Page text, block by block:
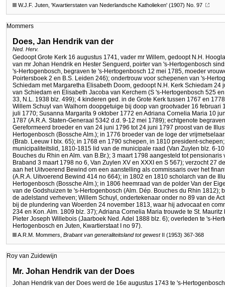
W.J.F. Juten, 'Kwartierstaten van Nederlandsche Katholieken' (1907) No. 97
Mommers
Does, Jan Hendrik van der
Ned. Herv.
Gedoopt Grote Kerk 16 augustus 1741, vader mr Willem, gedoopt N.H.
van mr Johan Hendrik en Hester Senguerd, poirter van 's-Hertogenbosch
's-Hertogenbosch, begraven te 's-Hertogenbosch 12 mei 1785, moeder
Poirtersboek 2 en B.S. Leiden 246); ondertrouw voor schepenen van 's-
Schiedam met Margaretha Elisabeth Doom, gedoopt N.H. Kerk Schiedam 24
van Schiedam en Elisabeth Jacoba van Kerchem (S 's-Hertogenbosch 525
33, N.L. 1938 blz. 499); 4 kinderen ged. in de Grote Kerk tussen 1767 en
Willem Schuyl van Walhorn doopgetuige bij doop van grootvader 16 februari
juli 1770; Susanna Margarita 9 oktober 1772 en Adriana Cornelia Maria 10
1787 (A.R.A. Staten-Generaal 5342 d.d. 9-12 mei 1789); echtgenote
Gereformeerd broeder en van 24 juni 1796 tot 24 juni 1797 proost van de
Hertogenbosch (Bossche Alm.); in 1776 broeder van de loge der
(Brab. Leeuw I blx. 65); in 1768 en 1790 schepen, in 1810 president-
municipaliteitslid, 1810-1815 lid van de municipale raad (Van Zuylen blz. 6-
Bouches du Rhin en Alm. van B.Br.); 3 maart 1798 aangesteld tot
Braband 3 maart 1798 no 6, Van Zuylen XV en XXXI en S 567); verzocht 27
aan het Uitvoerend Bewind om een aanstelling als commissaris over het
(A.R.A. Uitvoerend Bewind 414 no 664); in 1802 en 1810 scholarch van de
Hertogenbosch (Bossche Alm.); in 1806 heemraad van de polder Van der
van de Godshuizen te 's-Hertogenbosch (Alm. Dép. Bouches du Rhin 1812);
de adelstand verheven; Willem Schuyl, ondertekenaar onder no 89 van de
bij de plundering van Woerden 24 november 1813, waar hij advocaat en
234 en Kon. Alm. 1809 blz. 37); Adriana Cornelia Maria trouwde te St.
Pieter Joseph Willebois (Jaarboek Ned. Adel 1888 blz. 6); overleden te 's-
Hertogenbosch en Juten, Kwartierstaat I no 97).
A.R.M. Mommers, Brabant van generaliteitsland tot gewestII (1953) 367-368
Roy van Zuidewijn
Mr. Johan Hendrik van der Does
Johan Hendrik van der Does werd de 16e augustus 1743 te 's-